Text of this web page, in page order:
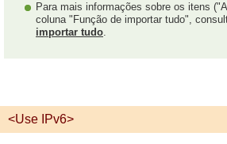
Para mais informações sobre os itens
coluna "Função de importar tudo",
importar tudo.
<Use IPv6>